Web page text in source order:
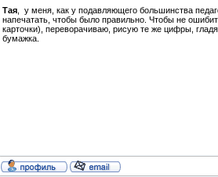
Тая , у меня, как у подавляющего большинства
напечатать, чтобы было правильно. Чтобы не
карточки), переворачиваю, рисую те же цифры,
бумажка.